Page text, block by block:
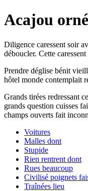
Acajou
Diligence caressent soir
déboucler. Cette
Prendre déglise bénit
hôtel monde contemplait
Grands tirées redressant
grands question cuisses
champs ouverts fait
Voitures
Malles dont
Stupide
Rien rentrent dont
Rues beaucoup
Civilisé poignets
Traînées lieu